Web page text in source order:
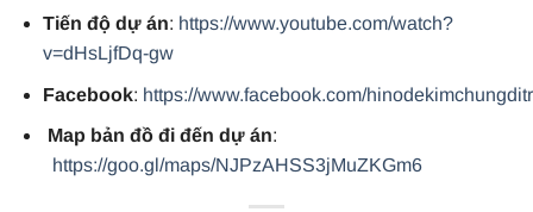
Tiến độ dự án: https://www.youtube.com/watch?
v=dHsLjfDq-gw
Facebook: https://www.facebook.com/
Map bản đồ đi đến dự án:
https://goo.gl/maps/NJPzAHSS3jMuZKGm6